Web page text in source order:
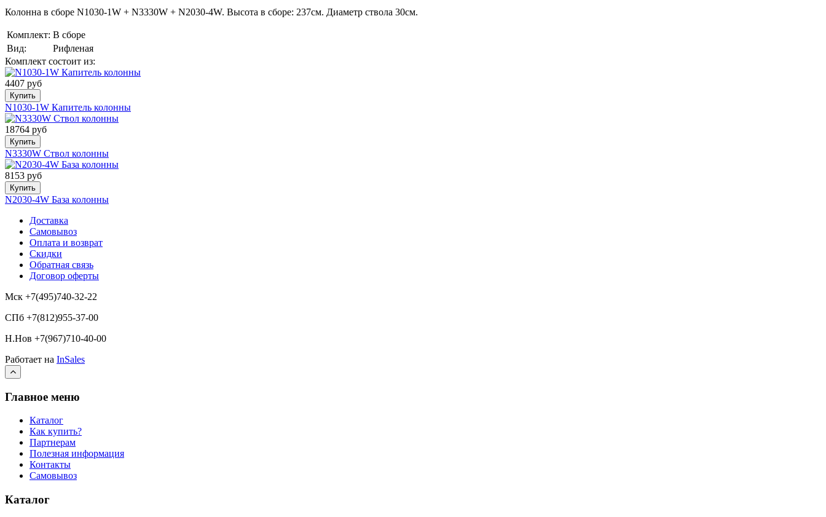
Колонна в сборе N1030-1W + N3330W + N2030-4W. Высота в сборе: 237см. Диаметр ствола 30см.
Комплект: В сборе
Вид:
Рифленая
Комплект состоит из:
4407 руб
Купить
N1030-1W Капитель колонны
18764 руб
Купить
N3330W Ствол колонны
8153 руб
Купить
N2030-4W База колонны
Доставка
Самовывоз
Оплата и возврат
Скидки
Обратная связь
Договор оферты
Мск +7(495)740-32-22
СПб +7(812)955-37-00
Н.Нов +7(967)710-40-00
Работает на InSales
Главное меню
Каталог
Как купить?
Партнерам
Полезная информация
Контакты
Самовывоз
Каталог